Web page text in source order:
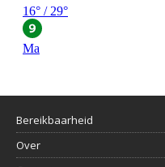
Bereikbaarheid
Over